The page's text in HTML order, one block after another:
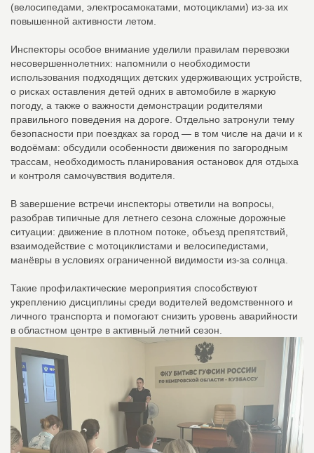
(велосипедами, электросамокатами, мотоциклами) из‑за их
повышенной активности летом.
Инспекторы особое внимание уделили правилам перевозки
несовершеннолетних: напомнили о необходимости
использования подходящих детских удерживающих устройств,
о рисках оставления детей одних в автомобиле в жаркую
погоду, а также о важности демонстрации родителями
правильного поведения на дороге. Отдельно затронули тему
безопасности при поездках за город — в том числе на дачи и к
водоёмам: обсудили особенности движения по загородным
трассам, необходимость планирования остановок для отдыха
и контроля самочувствия водителя.
В завершение встречи инспекторы ответили на вопросы,
разобрав типичные для летнего сезона сложные дорожные
ситуации: движение в плотном потоке, объезд препятствий,
взаимодействие с мотоциклистами и велосипедистами,
манёвры в условиях ограниченной видимости из‑за солнца.
Такие профилактические мероприятия способствуют
укреплению дисциплины среди водителей ведомственного и
личного транспорта и помогают снизить уровень аварийности
в областном центре в активный летний сезон.